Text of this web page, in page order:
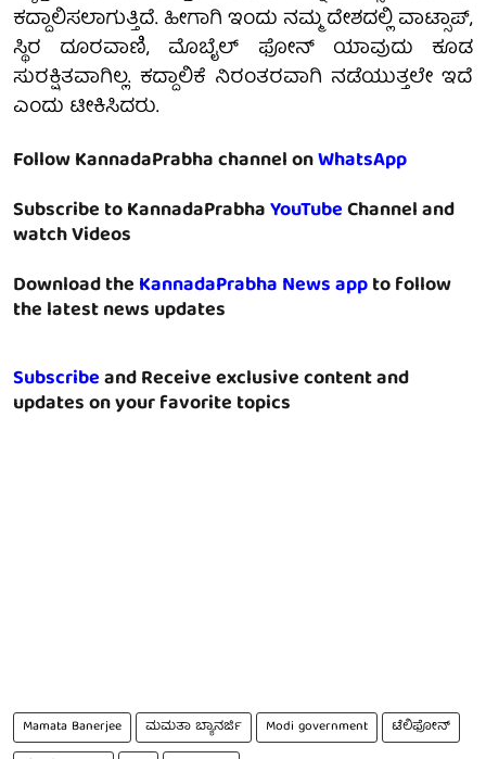
ಕದ್ದಾಲಿಸಲಾಗುತ್ತಿದೆ. ಹೀಗಾಗಿ ಇಂದು ನಮ್ಮ ದೇಶದಲ್ಲಿ ವಾಟ್ಸಾಪ್,
ಸ್ಥಿರ ದೂರವಾಣಿ, ಮೊಬೈಲ್ ಫೋನ್ ಯಾವುದು ಕೂಡ
ಸುರಕ್ಷಿತವಾಗಿಲ್ಲ. ಕದ್ದಾಲಿಕೆ ನಿರಂತರವಾಗಿ ನಡೆಯುತ್ತಲೇ ಇದೆ
ಎಂದು ಟೀಕಿಸಿದರು.
Follow KannadaPrabha channel onWhatsApp
Subscribe to KannadaPrabhaYouTubeChannel and
watch Videos
Download theKannadaPrabha News appto follow
the latest news updates
Subscribeand Receive exclusive content and
updates on your favorite topics
Mamata Banerjee ಮಮತಾ ಬ್ಯಾನರ್ಜಿ Modi government
ಟೆಲಿಫೋನ್